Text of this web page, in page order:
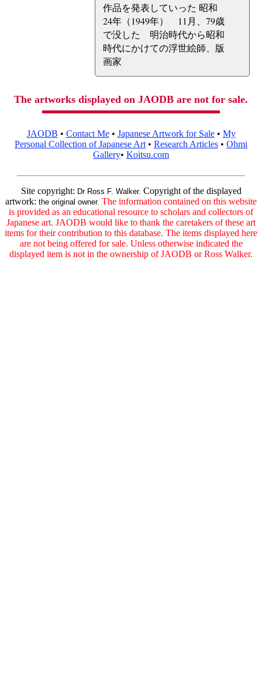
作品を発表していった 昭和
24年（1949年） 11月、79歳
で没した 明治時代から昭和
時代にかけての浮世絵師、版
画家
The artworks displayed on JAODB are not for sale.
JAODB • Contact Me• Japanese Artwork for Sale• My
Personal Collection of Japanese Art • Research Articles • Ohmi
Gallery• Koitsu.com
Site copyright: Dr Ross F. Walker. Copyright of the displayed
artwork: the original owner. The information contained on this website
is provided as an educational resource to scholars and collectors of
Japanese art. JAODB would like to thank the caretakers of these art
items for their contribution to this database. The items displayed here
are not being offered for sale. Unless otherwise indicated the
displayed item is not in the ownership of JAODB or Ross Walker.